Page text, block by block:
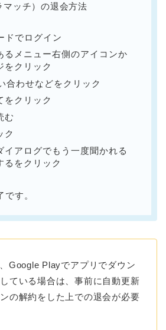
ッチ）の退会方法
ドでログイン
るメニュー右側のアイコンか
をクリック
合わせなどをクリック
をクリック
む
ク
イアログでもう一度聞かれる
るをクリック
す。
Google Playでアプリでダウン
ている場合は、事前に自動更新
の解約をした上での退会が必要